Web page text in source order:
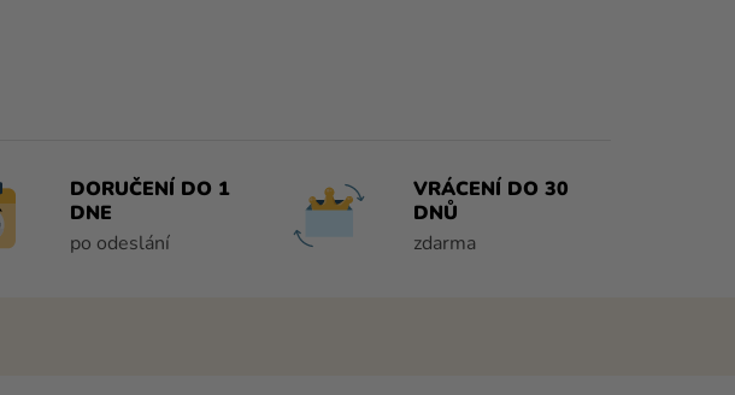
DORUČENÍ DO 1
DNE
po odeslání
VRÁCENÍ DO 30
DNŮ
zdarma